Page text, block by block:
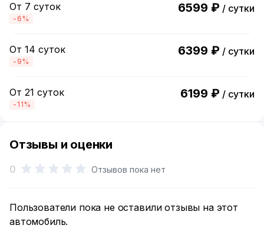
От 7 суток
-6%
6599 ₽ / сутки
От 14 суток
-9%
6399 ₽ / сутки
От 21 суток
-11%
6199 ₽ / сутки
Отзывы и оценки
0 Отзывов пока нет
Пользователи пока не оставили отзывы на этот
автомобиль.